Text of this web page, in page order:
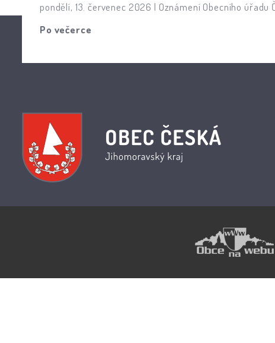
pondělí, 13. červenec 2026 | Oznámení Obecního úřadu
Po večerce